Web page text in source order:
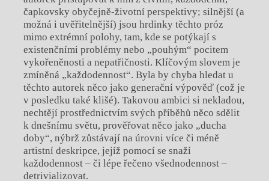
čapkovsky obyčejně-životní perspektivy; silnější (a
možná i uvěřitelnější) jsou hrdinky těchto próz
mimo extrémní polohy, tam, kde se potýkají s
existenčními problémy nebo „pouhým“ pocitem
vykořeněnosti a nepatřičnosti. Klíčovým slovem je
zmíněná „každodennost“. Byla by chyba hledat u
těchto autorek něco jako generační výpověď (což je
v posledku také klišé). Takovou ambici si nekladou,
nechtějí prostřednictvím svých příběhů něco sdělit
k dnešnímu světu, prověřovat něco jako „ducha
doby“, nýbrž zůstávají na úrovni více či méně
artistní deskripce, jejíž pomocí se snaží
každodennost – či lépe řečeno všednodennost –
detrivializovat.